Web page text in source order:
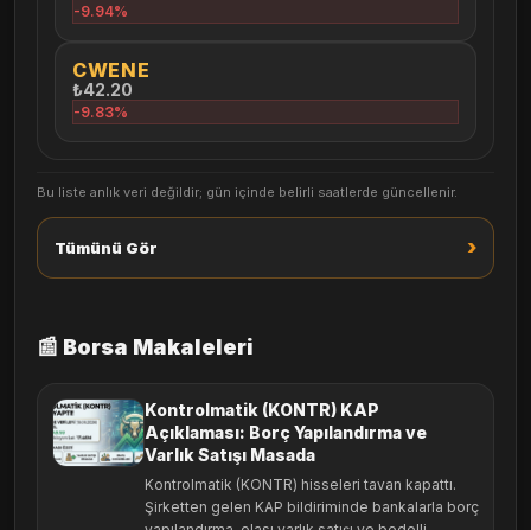
-9.94%
CWENE
₺42.20
-9.83%
Bu liste anlık veri değildir; gün içinde belirli saatlerde güncellenir.
Tümünü Gör ›
📰 Borsa Makaleleri
Kontrolmatik (KONTR) KAP
Açıklaması: Borç Yapılandırma ve
Varlık Satışı Masada
Kontrolmatik (KONTR) hisseleri tavan kapattı.
Şirketten gelen KAP bildiriminde bankalarla borç